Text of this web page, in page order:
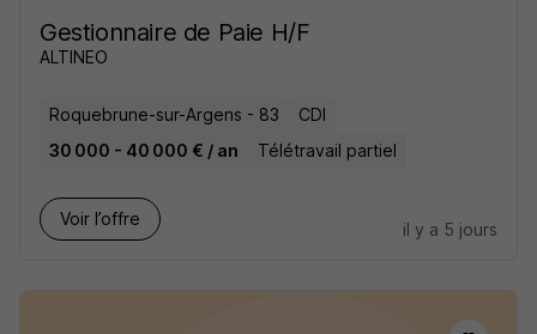
Gestionnaire de Paie H/F
ALTINEO
Roquebrune-sur-Argens - 83
CDI
30 000 - 40 000 € / an
Télétravail partiel
Voir l’offre
il y a 5 jours